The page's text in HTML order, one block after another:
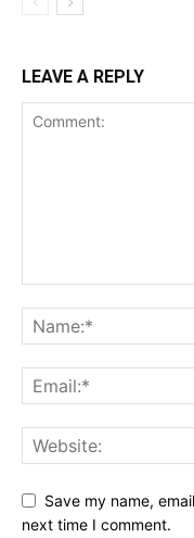
LEAVE A REPLY
Save my name,
next time I comment.